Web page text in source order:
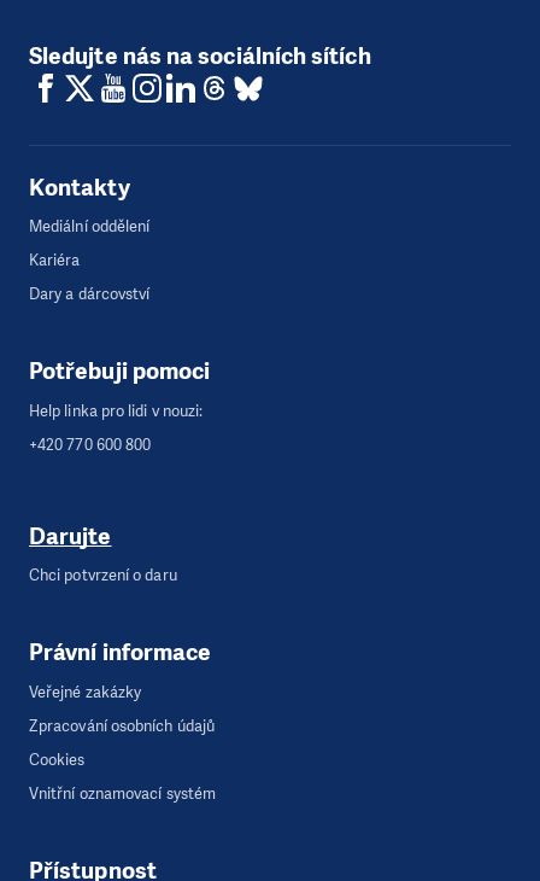
Sledujte nás na sociálních sítích
Kontakty
Mediální oddělení
Kariéra
Dary a dárcovství
Potřebuji pomoci
Help linka pro lidi v nouzi:
+420 770 600 800
Darujte
Chci potvrzení o daru
Právní informace
Veřejné zakázky
Zpracování osobních údajů
Cookies
Vnitřní oznamovací systém
Přístupnost